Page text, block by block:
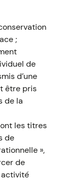
;
de
d’une
être pris
de la
les titres
de
»,
de